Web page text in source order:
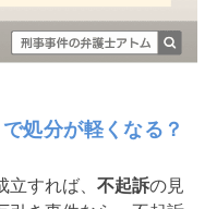
処分が軽くなる？
立すれば、 不起訴の見